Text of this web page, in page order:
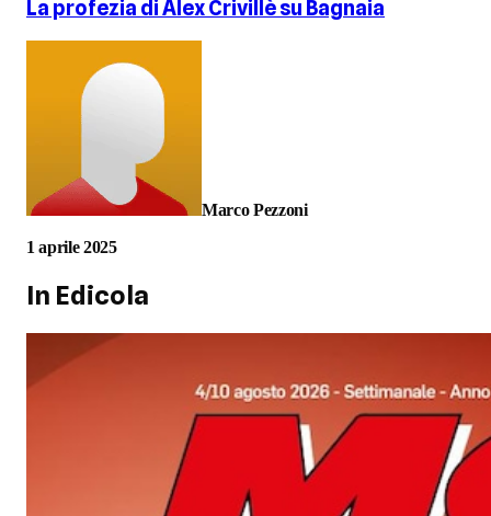
La profezia di Alex Crivillè su Bagnaia
Marco Pezzoni
1 aprile 2025
In Edicola